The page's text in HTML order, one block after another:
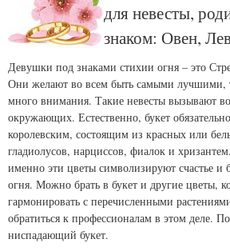
для невесты,
знаком: Овен,
Девушки под знаками стихии огня – это
Они желают во всем быть самыми лучшими,
много внимания. Такие невесты вызывают
окружающих. Естественно, букет
королевским, состоящим из красных или
гладиолусов, нарциссов, фиалок и
именно эти цветы символизируют счастье и
огня. Можно брать в букет и другие цветы,
гармонировать с перечисленными
обратиться к профессионалам в этом деле.
ниспадающий букет.